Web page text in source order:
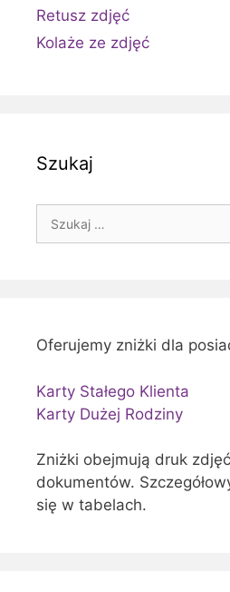
Retusz zdjęć
Kolaże ze zdjęć
Szukaj
Szukaj:
Oferujemy zniżki dla
Karty Stałego Klienta
Karty Dużej Rodziny
Zniżki obejmują druk
dokumentów.
się w tabelach.